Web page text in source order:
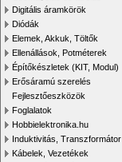
Digitális áramkörök
Diódák
Elemek, Akkuk, Töltők
Ellenállások, Potméterek
Építőkészletek (KIT, Modul)
Erősáramú szerelés
Fejlesztőeszközök
Foglalatok
Hobbielektronika.hu
Induktivitás, Transzformátor
Kábelek, Vezetékek